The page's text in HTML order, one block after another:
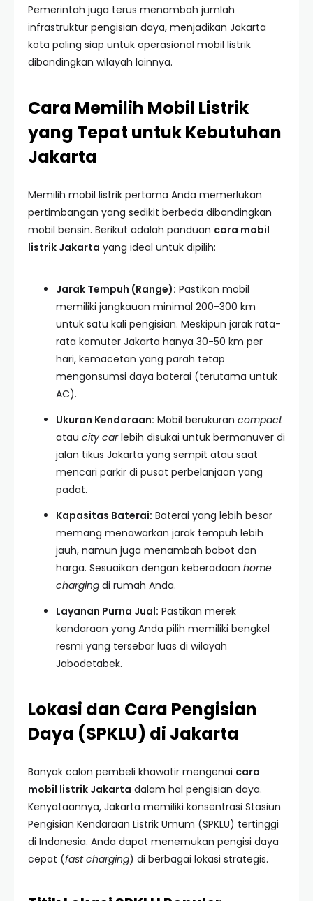
Pemerintah juga terus menambah jumlah
infrastruktur pengisian daya, menjadikan Jakarta
kota paling siap untuk operasional mobil listrik
dibandingkan wilayah lainnya.
Cara Memilih Mobil Listrik
yang Tepat untuk Kebutuhan
Jakarta
Memilih mobil listrik pertama Anda memerlukan
pertimbangan yang sedikit berbeda dibandingkan
mobil bensin. Berikut adalah panduan cara mobil
listrik Jakarta yang ideal untuk dipilih:
Jarak Tempuh (Range): Pastikan mobil
memiliki jangkauan minimal 200-300 km
untuk satu kali pengisian. Meskipun jarak rata-
rata komuter Jakarta hanya 30-50 km per
hari, kemacetan yang parah tetap
mengonsumsi daya baterai (terutama untuk
AC).
Ukuran Kendaraan: Mobil berukuran compact
atau city carlebih disukai untuk bermanuver di
jalan tikus Jakarta yang sempit atau saat
mencari parkir di pusat perbelanjaan yang
padat.
Kapasitas Baterai: Baterai yang lebih besar
memang menawarkan jarak tempuh lebih
jauh, namun juga menambah bobot dan
harga. Sesuaikan dengan keberadaan home
charging di rumah Anda.
Layanan Purna Jual: Pastikan merek
kendaraan yang Anda pilih memiliki bengkel
resmi yang tersebar luas di wilayah
Jabodetabek.
Lokasi dan Cara Pengisian
Daya (SPKLU) di Jakarta
Banyak calon pembeli khawatir mengenai cara
mobil listrik Jakarta dalam hal pengisian daya.
Kenyataannya, Jakarta memiliki konsentrasi Stasiun
Pengisian Kendaraan Listrik Umum (SPKLU) tertinggi
di Indonesia. Anda dapat menemukan pengisi daya
cepat (fast charging) di berbagai lokasi strategis.